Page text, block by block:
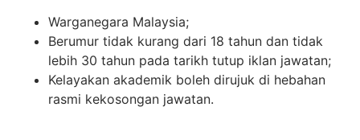
Warganegara Malaysia;
Berumur tidak kurang dari 18 tahun dan tidak
lebih 30 tahun pada tarikh tutup iklan jawatan;
Kelayakan akademik boleh dirujuk di hebahan
rasmi kekosongan jawatan.